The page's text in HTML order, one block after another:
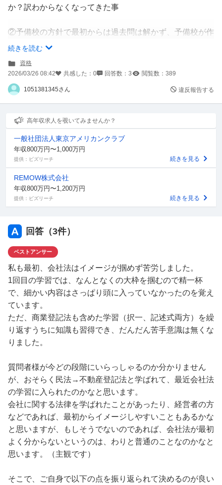
か？訳わからなくなってきた事
②予備校の方針で最初からは過去問は解かず、予備校が作
成した問題を解き、８月辺りから過去問を解くのですが、
③必ずは世の中にはありませんが、必ず来年合格したい
（時間を取れるのが今しかないから）。
ただ、講義も半分以上は消化している事から、予備校のル
ールも勿論ですが、信じた講師を最後まで信用した方が良
いという考えもあるので、訳わからなくなってきたって言
うのが今の率直な感想です。
どう思われますか？
補足
最後まで学習が終わってません。 民法は過去問をその予備校の今年受験され
る方向けの物をコースとは別に購入し、取り組んだ結果8から9割は理解出来
ています（過去問ベースにはなりますが）。
続きを読む
資格
2026/03/26 08:42
共感した： 0 回答数： 3 閲覧数： 389
1051381345さん 違反報告する
高年収求人を覗いてみませんか？
一般社団法人東京アメリカンクラブ
年収800万円〜1,000万円
提供：ビズリーチ 続きを見る
REMOW株式会社
年収800万円〜1,200万円
提供：ビズリーチ 続きを見る
回答（3件）
ベストアンサー
私も最初、会社法はイメージが掴めず苦労しました。
1回目の学習では、なんとなくの大枠を掴むので精一杯
で、細かい内容はさっぱり頭に入っていなかったのを覚え
ています。
ただ、商業登記法も含めた学習（択一、記述式両方）を繰
り返すうちに知識も習得でき、だんだん苦手意識は無くな
りました。
質問者様が今どの段階にいらっしゃるのか分かりません
が、おそらく民法→不動産登記法と学ばれて、最近会社法
の学習に入られたのかなと思います。
会社に関する法律を学ばれたことがあったり、経営者の方
などであれば、最初からイメージしやすいこともあるかな
と思いますが、もしそうでないのであれば、会社法が最初
よく分からないというのは、わりと普通のことなのかなと
思います。（主観です）
そこで、ご自身で以下の点を振り返られて決めるのが良い